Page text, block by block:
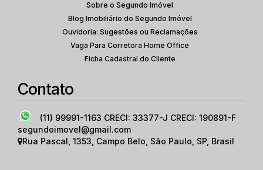
Sobre o Segundo Imóvel
Blog Imobiliário do Segundo Imóvel
Ouvidoria: Sugestões ou Reclamações
Vaga Para Corretora Home Office
Ficha Cadastral do Cliente
Contato
(11) 99991-1163 CRECI: 33377-J CRECI: 190891-F
segundoimovel@gmail.com
Rua Pascal , 1353, Campo Belo, São Paulo, SP, Brasil